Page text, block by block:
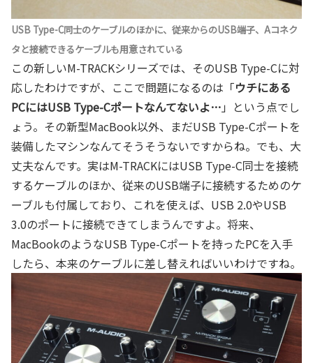
USB Type-C同士のケーブルのほかに、従来からのUSB端子、Aコネク
タと接続できるケーブルも用意されている
この新しいM-TRACKシリーズでは、そのUSB Type-Cに対
応したわけですが、ここで問題になるのは「ウチにある
PCにはUSB Type-Cポートなんてないよ… 」という点でし
ょう。その新型MacBook以外、まだUSB Type-Cポートを
装備したマシンなんてそうそうないですからね。でも、大
丈夫なんです。実はM-TRACKにはUSB Type-C同士を接続
するケーブルのほか、従来のUSB端子に接続するためのケ
ーブルも付属しており、これを使えば、USB 2.0やUSB
3.0のポートに接続できてしまうんですよ。将来、
MacBookのようなUSB Type-Cポートを持ったPCを入手
したら、本来のケーブルに差し替えればいいわけですね。